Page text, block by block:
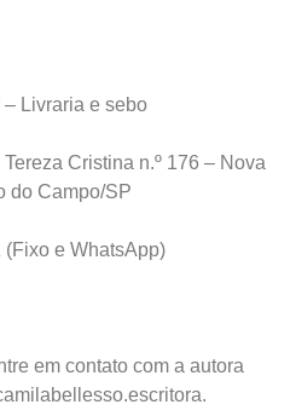
Livraria e sebo
Cristina n.º 176 – Nova
do Campo/SP
(Fixo e WhatsApp)
em contato com a autora